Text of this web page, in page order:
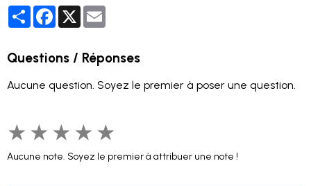
PartagerFacebook
X
Questions / Réponses
Aucune question. Soyez le premier à poser une question.
★ ★ ★ ★ ★
Aucune note. Soyez le premier à attribuer une note !